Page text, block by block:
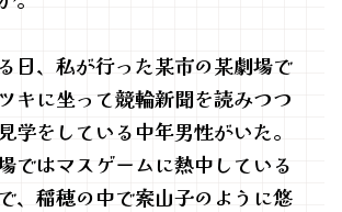
日、私が行った某市の某劇場で
キに坐って競輪新聞を読みつつ
学をしている中年男性がいた。
ではマスゲームに熱中している
、稲穂の中で案山子のように悠